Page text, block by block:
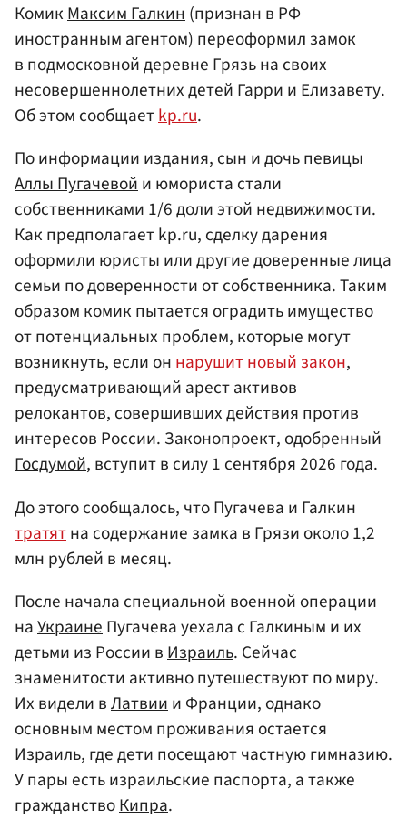
КомикМаксим Галкин(признан в РФ
иностранным агентом) переоформил замок
в подмосковной деревне Грязь на своих
несовершеннолетних детей Гарри и Елизавету.
Об этом сообщаетkp.ru.
По информации издания, сын и дочь певицы
Аллы Пугачевойи юмориста стали
собственниками 1/6 доли этой недвижимости.
Как предполагает kp.ru, сделку дарения
оформили юристы или другие доверенные лица
семьи по доверенности от собственника. Таким
образом комик пытается оградить имущество
от потенциальных проблем, которые могут
возникнуть, если оннарушит новый закон,
предусматривающий арест активов
релокантов, совершивших действия против
интересов России. Законопроект, одобренный
Госдумой, вступит в силу 1 сентября 2026 года.
До этого сообщалось, что Пугачева и Галкин
тратятна содержание замка в Грязи около 1,2
млн рублей в месяц.
После начала специальной военной операции
наУкраинеПугачева уехала с Галкиным и их
детьми из России вИзраиль. Сейчас
знаменитости активно путешествуют по миру.
Их видели вЛатвиии Франции, однако
основным местом проживания остается
Израиль, где дети посещают частную гимназию.
У пары есть израильские паспорта, а также
гражданствоКипра.